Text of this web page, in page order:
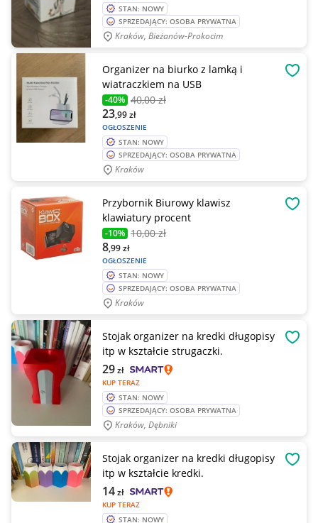
STAN: NOWY
SPRZEDAJĄCY: OSOBA PRYWATNA
Kraków, Bieżanów-Prokocim
Organizer na biurko z lamką i
wiatraczkiem na USB
-40% 40,00 zł
OGŁOSZENIE
23,99zł
STAN: NOWY
SPRZEDAJĄCY: OSOBA PRYWATNA
Kraków
Przybornik Biurowy klawisz
klawiatury procent
-10% 10,00 zł
OGŁOSZENIE
8,99zł
STAN: NOWY
SPRZEDAJĄCY: OSOBA PRYWATNA
Kraków
Stojak organizer na kredki długopisy
itp w kształcie strugaczki.
KUP TERAZ
29zł
STAN: NOWY
SPRZEDAJĄCY: OSOBA PRYWATNA
Kraków, Dębniki
Stojak organizer na kredki długopisy
itp w kształcie kredki.
KUP TERAZ
14zł
STAN: NOWY